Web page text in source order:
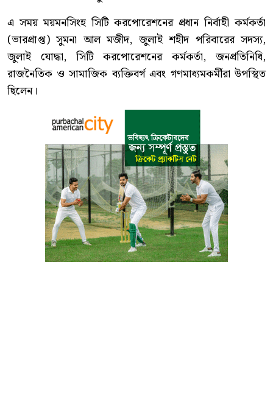
এ সময় ময়মনসিংহ সিটি করপোরেশনের প্রধান নির্বাহী কর্মকর্তা
(ভারপ্রাপ্ত) সুমনা আল মজীদ, জুলাই শহীদ পরিবারের সদস্য,
জুলাই যোদ্ধা, সিটি করপোরেশনের কর্মকর্তা, জনপ্রতিনিধি,
রাজনৈতিক ও সামাজিক ব্যক্তিবর্গ এবং গণমাধ্যমকর্মীরা উপস্থিত
ছিলেন।